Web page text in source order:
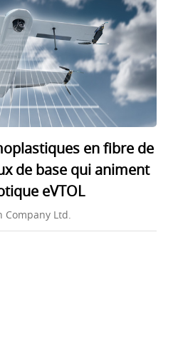
en fibre de
de base qui animent
eVTOL
Company Ltd.